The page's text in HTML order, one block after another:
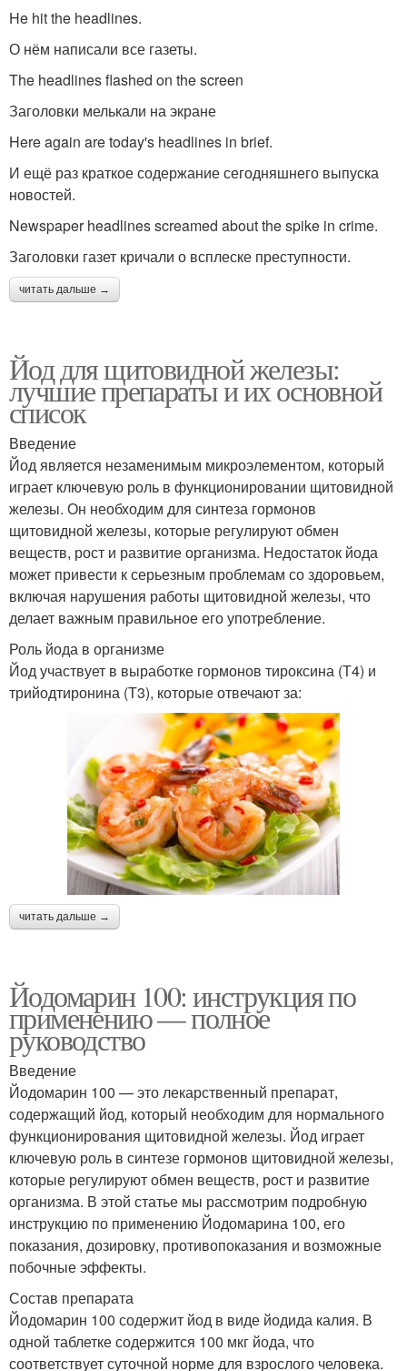
He hit the headlines.
О нём написали все газеты.
The headlines flashed on the screen
Заголовки мелькали на экране
Here again are today's headlines in brief.
И ещё раз краткое содержание сегодняшнего выпуска
новостей.
Newspaper headlines screamed about the spike in crime.
Заголовки газет кричали о всплеске преступности.
читать дальше →
Йод для щитовидной железы:
лучшие препараты и их основной
список
Введение
Йод является незаменимым микроэлементом, который
играет ключевую роль в функционировании щитовидной
железы. Он необходим для синтеза гормонов
щитовидной железы, которые регулируют обмен
веществ, рост и развитие организма. Недостаток йода
может привести к серьезным проблемам со здоровьем,
включая нарушения работы щитовидной железы, что
делает важным правильное его употребление.
Роль йода в организме
Йод участвует в выработке гормонов тироксина (Т4) и
трийодтиронина (Т3), которые отвечают за:
читать дальше →
Йодомарин 100: инструкция по
применению — полное
руководство
Введение
Йодомарин 100 — это лекарственный препарат,
содержащий йод, который необходим для нормального
функционирования щитовидной железы. Йод играет
ключевую роль в синтезе гормонов щитовидной железы,
которые регулируют обмен веществ, рост и развитие
организма. В этой статье мы рассмотрим подробную
инструкцию по применению Йодомарина 100, его
показания, дозировку, противопоказания и возможные
побочные эффекты.
Состав препарата
Йодомарин 100 содержит йод в виде йодида калия. В
одной таблетке содержится 100 мкг йода, что
соответствует суточной норме для взрослого человека.